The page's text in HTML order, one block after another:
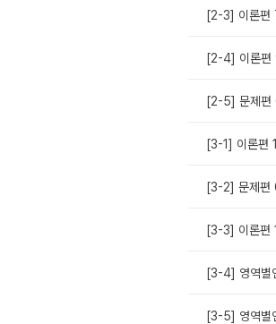
[2-3] 이론편
[2-4] 이론편
[2-5] 문제편
[3-1] 이론편
[3-2] 문제편
[3-3] 이론편
[3-4] 영역별
[3-5] 영역별